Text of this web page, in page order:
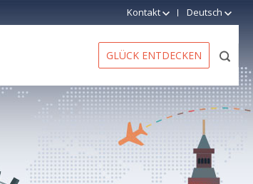
Kontakt Deutsch
GLÜCK ENTDECKEN